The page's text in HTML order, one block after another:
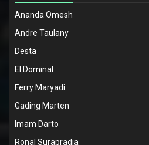
Ananda Omesh
Andre Taulany
Desta
El Dominal
Ferry Maryadi
Gading Marten
Imam Darto
Ronal Surapradja